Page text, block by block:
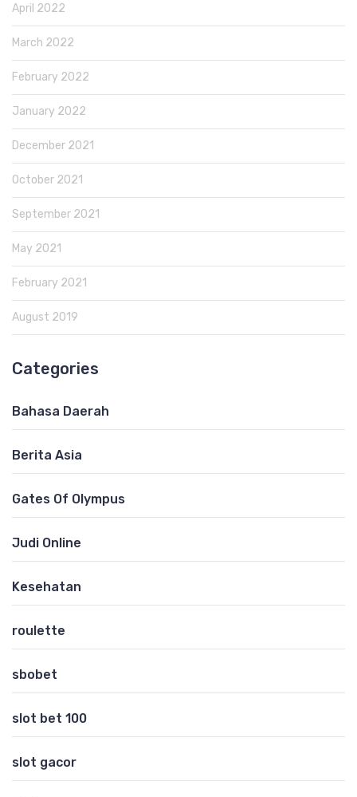
April 2022
March 2022
February 2022
January 2022
December 2021
October 2021
September 2021
May 2021
February 2021
August 2019
Categories
Bahasa Daerah
Berita Asia
Gates Of Olympus
Judi Online
Kesehatan
roulette
sbobet
slot bet 100
slot gacor